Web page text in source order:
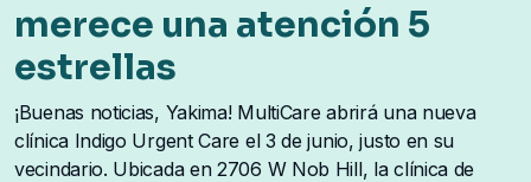
merece una atención 5
estrellas
¡Buenas noticias, Yakima! MultiCare abrirá una nueva
clínica Indigo Urgent Care el 3 de junio, justo en su
vecindario. Ubicada en 2706 W Nob Hill, la clínica de